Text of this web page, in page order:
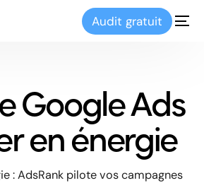
Audit gratuit
Google Ads
en énergie
: AdsRank pilote vos campagnes